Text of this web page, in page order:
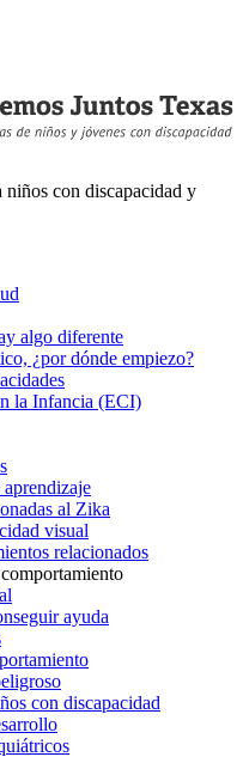
niños con discapacidad y
algo diferente
¿por dónde empiezo?
la Infancia (ECI)
aprendizaje
al Zika
visual
relacionados
ayuda
con discapacidad